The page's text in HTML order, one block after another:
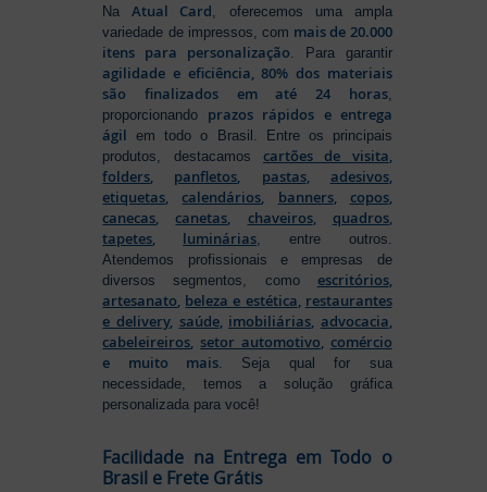
NaAtual Card, oferecemos uma ampla
variedade de impressos, com mais de 20.000
itens para personalização. Para garantir
agilidade e eficiência, 80% dos materiais
são finalizados em até 24 horas,
proporcionando prazos rápidos e entrega
ágil em todo o Brasil. Entre os principais
produtos, destacamos cartões de visita,
folders, panfletos, pastas, adesivos,
etiquetas,calendários, banners, copos,
canecas,canetas, chaveiros, quadros,
tapetes, luminárias, entre outros.
Atendemos profissionais e empresas de
diversos segmentos, como escritórios,
artesanato, beleza e estética, restaurantes
e delivery, saúde, imobiliárias, advocacia,
cabeleireiros, setor automotivo, comércio
e muito mais. Seja qual for sua
necessidade, temos a solução gráfica
personalizada para você!
Facilidade na Entrega em Todo o
Brasil e Frete Grátis